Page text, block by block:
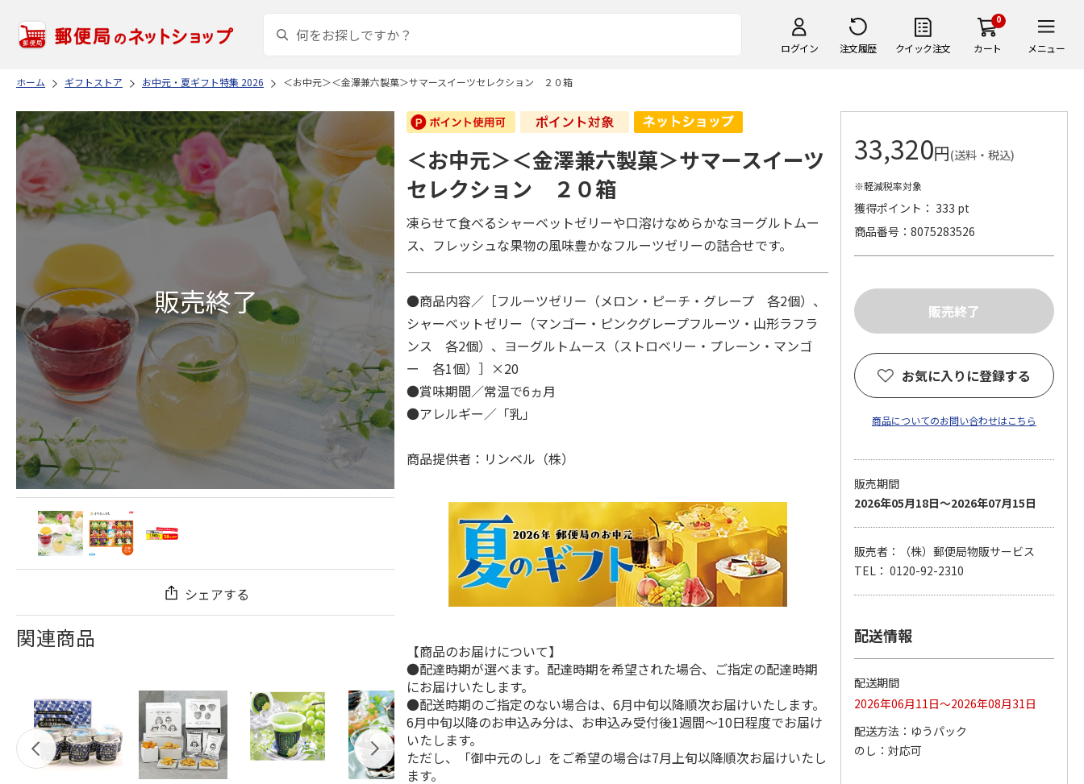
ログイン 注文履歴 クイック注文
0
カート メニュー
ホーム ギフトストア お中元・夏ギフト特集 2026 ＜お中元＞＜金澤兼六製菓＞サマースイーツセレクション ２０箱
シェアする
関連商品
＜お中元＞＜金澤兼六製菓＞サマースイーツ
セレクション ２０箱
凍らせて食べるシャーベットゼリーや口溶けなめらかなヨーグルトムー
ス、フレッシュな果物の風味豊かなフルーツゼリーの詰合せです。
●商品内容／［フルーツゼリー（メロン・ピーチ・グレープ 各2個）、
シャーベットゼリー（マンゴー・ピンクグレープフルーツ・山形ラフラ
ンス 各2個）、ヨーグルトムース（ストロベリー・プレーン・マンゴ
ー 各1個）］×20
●賞味期間／常温で6ヵ月
●アレルギー／「乳」
商品提供者：リンベル（株）
【商品のお届けについて】
●配達時期が選べます。配達時期を希望された場合、ご指定の配達時期
にお届けいたします。
●配送時期のご指定のない場合は、6月中旬以降順次お届けいたします。
6月中旬以降のお申込み分は、お申込み受付後1週間～10日程度でお届け
いたします。
ただし、「御中元のし」をご希望の場合は7月上旬以降順次お届けいたし
ます。
33,320円(送料・税込)
※軽減税率対象
獲得ポイント： 333 pt
商品番号
8075283526
お気に入りに登録する
商品についてのお問い合わせはこちら
販売期間
2026年05月18日～2026年07月15日
販売者：（株）郵便局物販サービス
TEL： 0120-92-2310
配送情報
配送期間
2026年06月11日～2026年08月31日
配送方法
ゆうパック
のし
対応可